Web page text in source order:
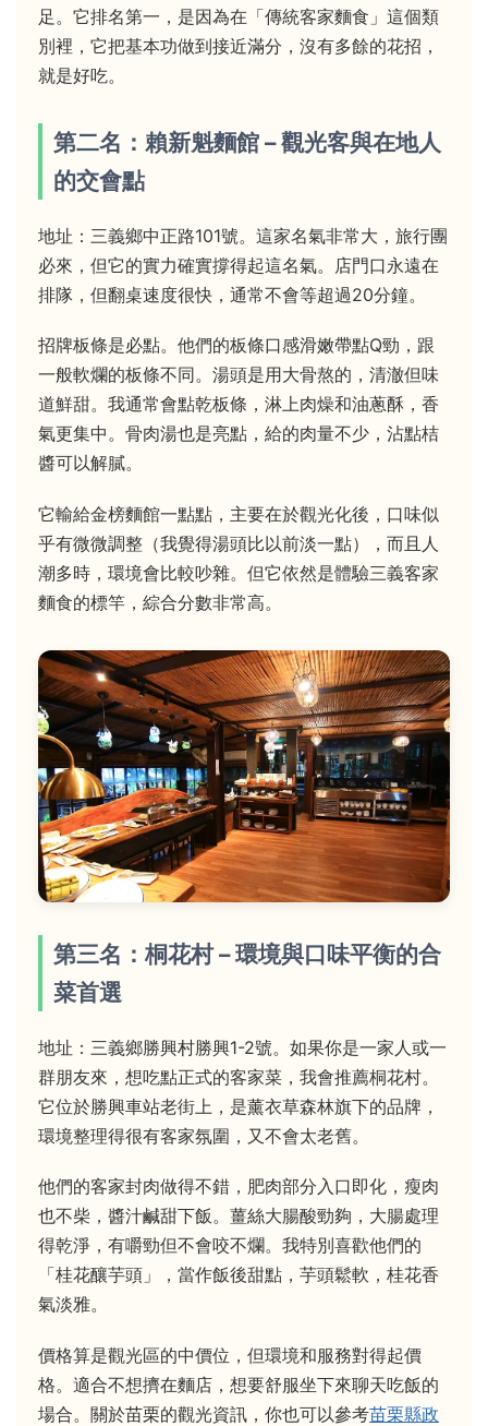
足。它排名第一，是因為在「傳統客家麵食」這個類
別裡，它把基本功做到接近滿分，沒有多餘的花招，
就是好吃。
第二名：賴新魁麵館 – 觀光客與在地人
的交會點
地址：三義鄉中正路101號。這家名氣非常大，旅行團
必來，但它的實力確實撐得起這名氣。店門口永遠在
排隊，但翻桌速度很快，通常不會等超過20分鐘。
招牌板條是必點。他們的板條口感滑嫩帶點Q勁，跟
一般軟爛的板條不同。湯頭是用大骨熬的，清澈但味
道鮮甜。我通常會點乾板條，淋上肉燥和油蔥酥，香
氣更集中。骨肉湯也是亮點，給的肉量不少，沾點桔
醬可以解膩。
它輸給金榜麵館一點點，主要在於觀光化後，口味似
乎有微微調整（我覺得湯頭比以前淡一點），而且人
潮多時，環境會比較吵雜。但它依然是體驗三義客家
麵食的標竿，綜合分數非常高。
第三名：桐花村 – 環境與口味平衡的合
菜首選
地址：三義鄉勝興村勝興1-2號。如果你是一家人或一
群朋友來，想吃點正式的客家菜，我會推薦桐花村。
它位於勝興車站老街上，是薰衣草森林旗下的品牌，
環境整理得很有客家氛圍，又不會太老舊。
他們的客家封肉做得不錯，肥肉部分入口即化，瘦肉
也不柴，醬汁鹹甜下飯。薑絲大腸酸勁夠，大腸處理
得乾淨，有嚼勁但不會咬不爛。我特別喜歡他們的
「桂花釀芋頭」，當作飯後甜點，芋頭鬆軟，桂花香
氣淡雅。
價格算是觀光區的中價位，但環境和服務對得起價
格。適合不想擠在麵店，想要舒服坐下來聊天吃飯的
場合。關於苗栗的觀光資訊，你也可以參考苗栗縣政